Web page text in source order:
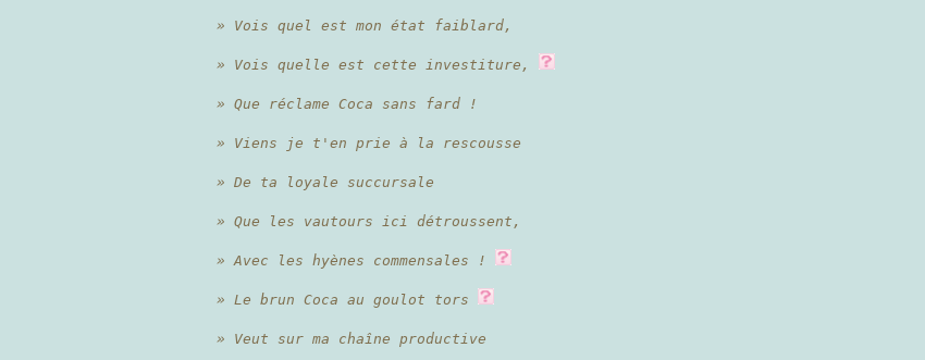
» Vois quel est mon état faiblard,
» Vois quelle est cette investiture,
» Que réclame Coca sans fard !
» Viens je t'en prie à la rescousse
» De ta loyale succursale
» Que les vautours ici détroussent,
» Avec les hyènes commensales !
» Le brun Coca au goulot tors
» Veut sur ma chaîne productive